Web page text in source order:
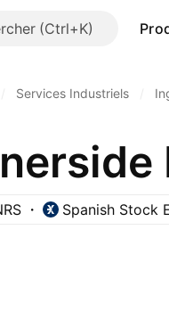
Services Industriels
Spanish Stock